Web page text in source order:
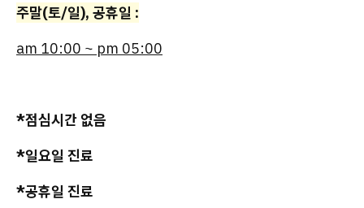
주말(토/일), 공휴일 :
am 10:00 ~ pm 05:00
*점심시간 없음
*일요일 진료
*공휴일 진료